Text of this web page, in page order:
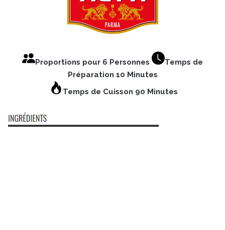
Proportions pour 6 Personnes
Temps de
Préparation 10 Minutes
Temps de Cuisson 90 Minutes